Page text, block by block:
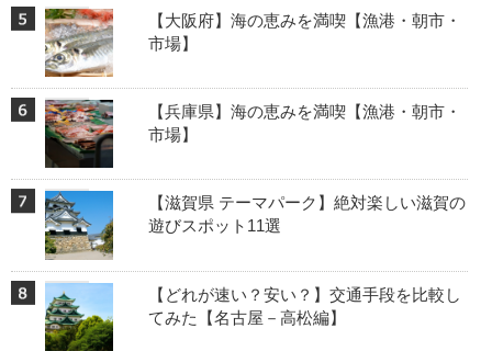
【大阪府】海の恵みを満喫【漁港・朝市・
市場】
【兵庫県】海の恵みを満喫【漁港・朝市・
市場】
【滋賀県 テーマパーク】絶対楽しい滋賀の
遊びスポット11選
【どれが速い？安い？】交通手段を比較し
てみた【名古屋－高松編】